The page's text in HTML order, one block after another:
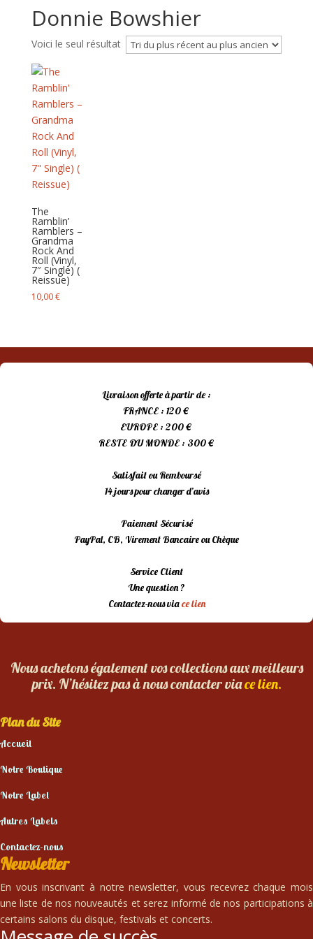
Donnie Bowshier
Voici le seul résultat
The
Ramblin’
Ramblers –
Grandma
Rock And
Roll (Vinyl,
7″ Single) (
Reissue)
10,00€
Livraison offerte à partir de :
FRANCE : 120 €
EUROPE : 200 €
RESTE DU MONDE : 300 €
Satisfait ou Remboursé
14 jours pour changer d’avis
Paiement Sécurisé
PayPal, CB, Virement Bancaire ou Chèque
Service Client
Une question ?
Contactez-nous viace lien
Nous achetons également vos collections aux meilleurs
prix. N’hésitez pas à nous contacter viace lien.
Plan du Site
Accueil
Notre Boutique
Notre Label
Autres Labels
Contactez-nous
Newsletter
En vous inscrivant à notre newsletter, vous recevrez chaque mois
une liste de nos nouveautés et serez informé de nos participations à
certains salons du disque, festivals et concerts.